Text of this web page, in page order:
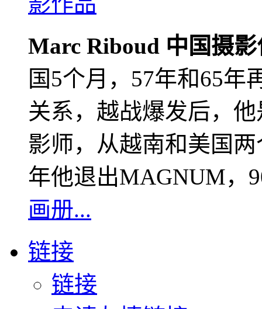
Marc Riboud 中国摄
国5个月，57年和65年
关系，越战爆发后，
影师，从越南和美国
年他退出MAGNUM，
画册...
链接
链接